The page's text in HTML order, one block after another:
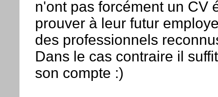
n'ont pas forcément un CV
prouver à leur futur
des professionnels
Dans le cas contraire il
son compte :)